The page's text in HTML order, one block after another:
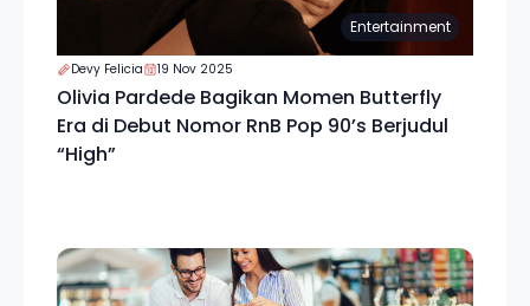
Entertainment
Devy Felicia 19 Nov 2025
Olivia Pardede Bagikan Momen Butterfly
Era di Debut Nomor RnB Pop 90’s Berjudul
“High”